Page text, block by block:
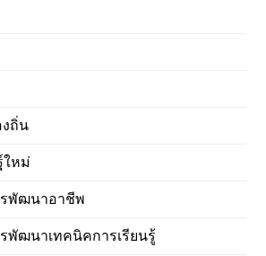
ถิ่น
ใหม่
รพัฒนาอาชีพ
พัฒนาเทคนิคการเรียนรู้